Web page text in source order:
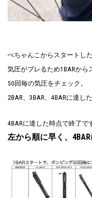
ぺちゃんこからスタートし
気圧がブレるため1BARから
50回毎の気圧をチェック。
2BAR、3BAR、4BARに達し
4BARに達した時点で終了で
左から順に早く、